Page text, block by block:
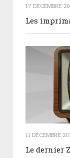
17 DÉCEMBRE
Les
11 DÉCEMBRE
Le dernier